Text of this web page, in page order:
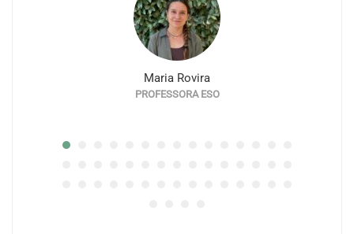
Maria Rovira
PROFESSORA ESO